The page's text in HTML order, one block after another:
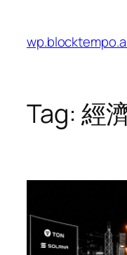
content
Tag: 經